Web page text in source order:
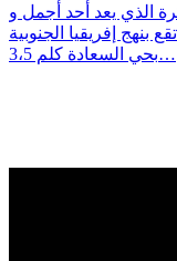
سكرة الذي يعد أحد أجمل و
إفريقيا الجنوبية
بحي السعادة كلم 3،5…